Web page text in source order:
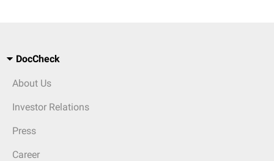
DocCheck
About Us
Investor Relations
Press
Career